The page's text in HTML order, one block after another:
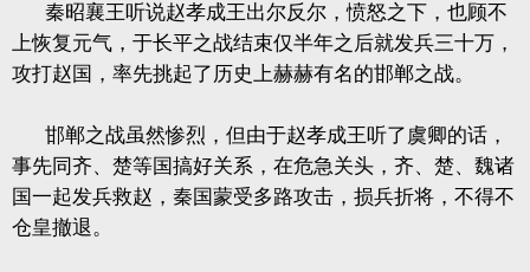
秦昭襄王听说赵孝成王出尔反尔，愤怒之下，也顾不
上恢复元气，于长平之战结束仅半年之后就发兵三十万，
攻打赵国，率先挑起了历史上赫赫有名的邯郸之战。
邯郸之战虽然惨烈，但由于赵孝成王听了虞卿的话，
事先同齐、楚等国搞好关系，在危急关头，齐、楚、魏诸
国一起发兵救赵，秦国蒙受多路攻击，损兵折将，不得不
仓皇撤退。